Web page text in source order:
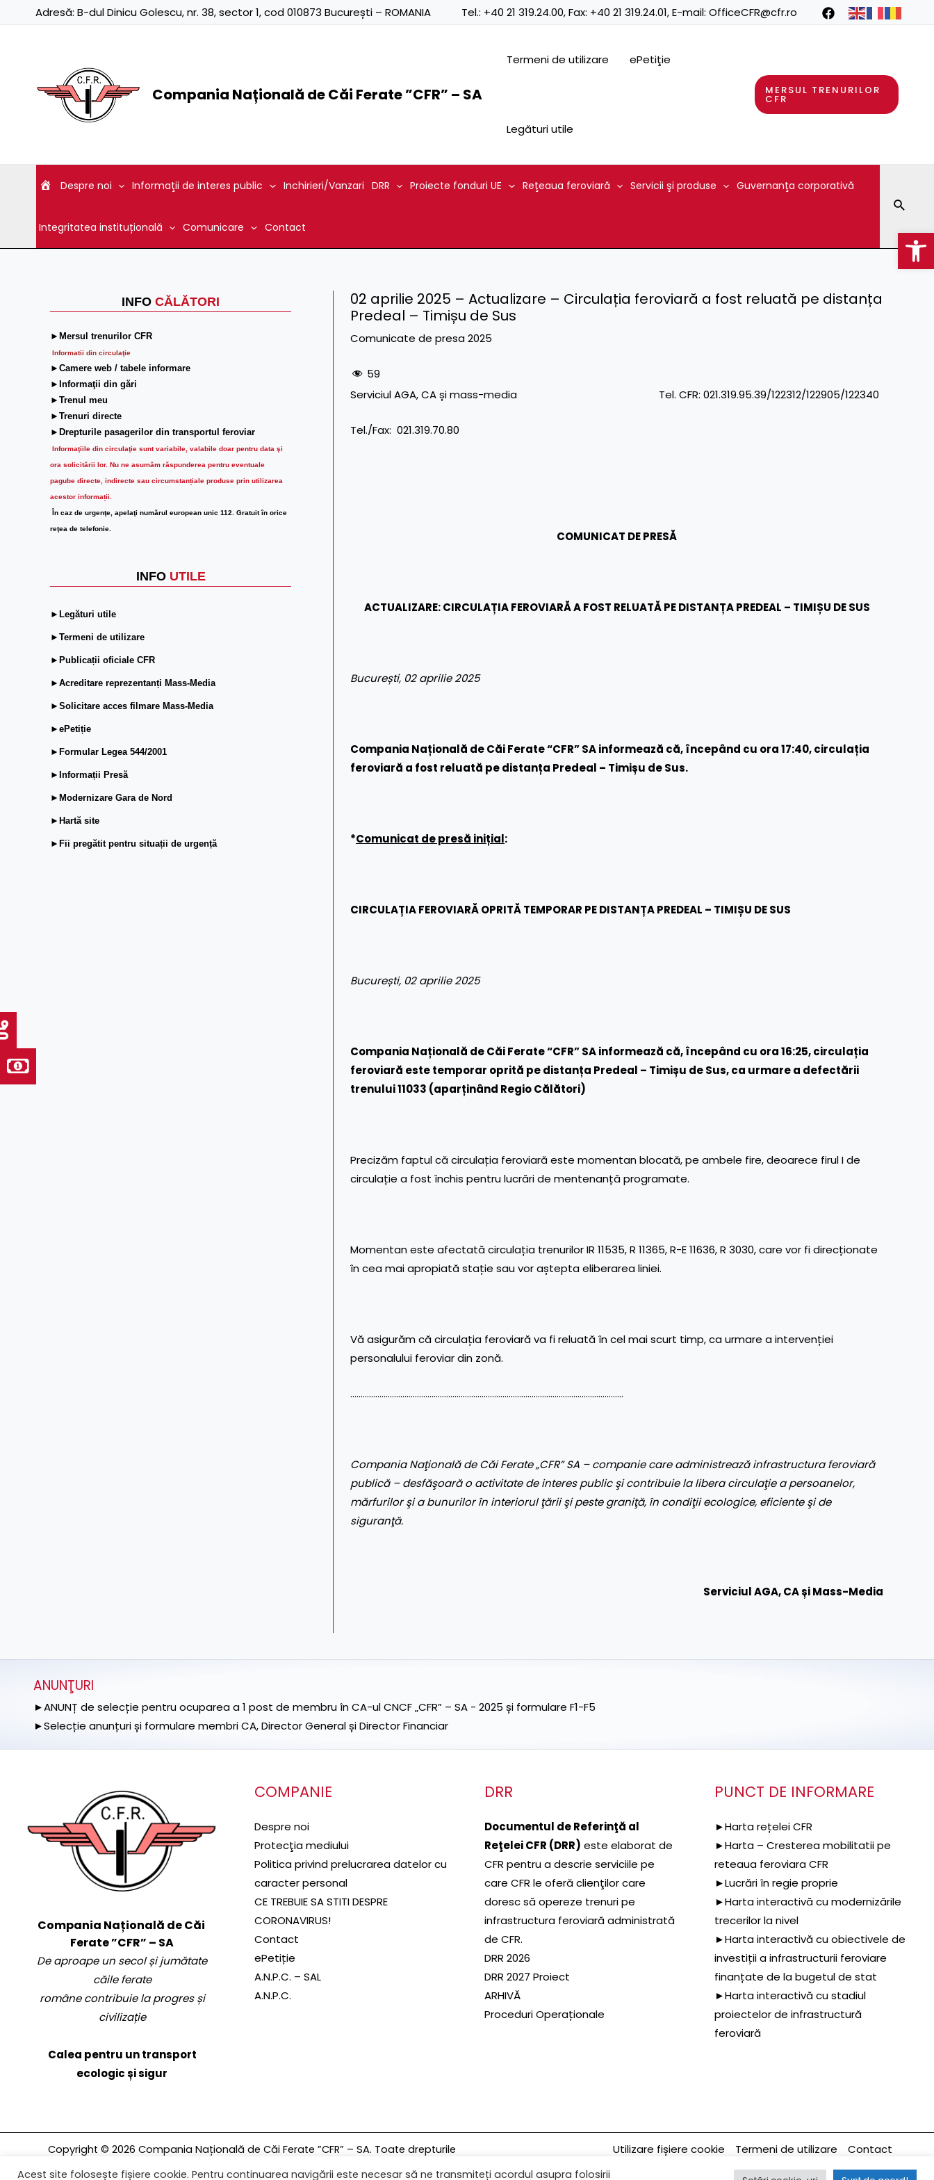
Adresă: B-dul Dinicu Golescu, nr. 38, sector 1, cod 010873 București – ROMANIA Tel.: +40 21 319.24.00, Fax: +40 21 319.24.01, E-mail: OfficeCFR@cfr.ro
Compania Națională de Căi Ferate ”CFR” – SA
Termeni de utilizare ePetiţie
Legături utile
MERSUL TRENURILOR
CFR
Despre noi Informaţii de interes public Inchirieri/Vanzari DRR Proiecte fonduri UE Reţeaua feroviară Servicii şi produse Guvernanţa corporativă
Integritatea instituțională Comunicare Contact
INFO CĂLĂTORI
►Mersul trenurilor CFR
Informatii din circulaţie
►Camere web / tabele informare
►Informaţii din gări
►Trenul meu
►Trenuri directe
►Drepturile pasagerilor din transportul feroviar
Informaţiile din circulaţie sunt variabile, valabile doar pentru data şi
ora solicitării lor. Nu ne asumăm răspunderea pentru eventuale
pagube directe, indirecte sau circumstanțiale produse prin utilizarea
acestor informații.
În caz de urgenţe, apelaţi numărul european unic 112. Gratuit în orice
reţea de telefonie.
INFO UTILE
►Legături utile
►Termeni de utilizare
►Publicații oficiale CFR
►Acreditare reprezentanți Mass-Media
►Solicitare acces filmare Mass-Media
►ePetiție
►Formular Legea 544/2001
►Informații Presă
►Modernizare Gara de Nord
►Hartă site
►Fii pregătit pentru situații de urgență
02 aprilie 2025 – Actualizare – Circulația feroviară a fost reluată pe distanța
Predeal – Timișu de Sus
Comunicate de presa 2025
59
Serviciul AGA, CA și mass-media Tel. CFR: 021.319.95.39/122312/122905/122340
Tel./Fax: 021.319.70.80
COMUNICAT DE PRESĂ
ACTUALIZARE: CIRCULAȚIA FEROVIARĂ A FOST RELUATĂ PE DISTANȚA PREDEAL – TIMIȘU DE SUS
București, 02 aprilie 2025
Compania Națională de Căi Ferate “CFR” SA informează că, începând cu ora 17:40, circulația
feroviară a fost reluată pe distanța Predeal – Timișu de Sus.
*Comunicat de presă inițial:
CIRCULAȚIA FEROVIARĂ OPRITĂ TEMPORAR PE DISTANȚA PREDEAL – TIMIȘU DE SUS
București, 02 aprilie 2025
Compania Națională de Căi Ferate “CFR” SA informează că, începând cu ora 16:25, circulația
feroviară este temporar oprită pe distanța Predeal – Timișu de Sus, ca urmare a defectării
trenului 11033 (aparținând Regio Călători)
Precizăm faptul că circulația feroviară este momentan blocată, pe ambele fire, deoarece firul I de
circulație a fost închis pentru lucrări de mentenanță programate.
Momentan este afectată circulația trenurilor IR 11535, R 11365, R-E 11636, R 3030, care vor fi direcționate
în cea mai apropiată stație sau vor aștepta eliberarea liniei.
Vă asigurăm că circulația feroviară va fi reluată în cel mai scurt timp, ca urmare a intervenției
personalului feroviar din zonă.
……………………………………………………………………………………………………..……………
Compania Naţională de Căi Ferate „CFR” SA – companie care administrează infrastructura feroviară
publică – desfăşoară o activitate de interes public şi contribuie la libera circulaţie a persoanelor,
mărfurilor şi a bunurilor în interiorul ţării şi peste graniţă, în condiţii ecologice, eficiente şi de
siguranţă.
Serviciul AGA, CA și Mass-Media
ANUNŢURI
►ANUNȚ de selecție pentru ocuparea a 1 post de membru în CA-ul CNCF „CFR” – SA - 2025 și formulare F1-F5
►Selecție anunțuri și formulare membri CA, Director General și Director Financiar
Compania Națională de Căi
Ferate ”CFR” – SA
De aproape un secol și jumătate
căile ferate
române contribuie la progres și
civilizație
Calea pentru un transport
ecologic și sigur
COMPANIE
Despre noi
Protecţia mediului
Politica privind prelucrarea datelor cu
caracter personal
CE TREBUIE SA STITI DESPRE
CORONAVIRUS!
Contact
ePetiție
A.N.P.C. – SAL
A.N.P.C.
DRR
Documentul de Referinţă al
Reţelei CFR (DRR) este elaborat de
CFR pentru a descrie serviciile pe
care CFR le oferă clienţilor care
doresc să opereze trenuri pe
infrastructura feroviară administrată
de CFR.
DRR 2026
DRR 2027 Proiect
ARHIVĂ
Proceduri Operaționale
PUNCT DE INFORMARE
►Harta rețelei CFR
►Harta – Cresterea mobilitatii pe
reteaua feroviara CFR
►Lucrări în regie proprie
►Harta interactivă cu modernizările
trecerilor la nivel
►Harta interactivă cu obiectivele de
investiții a infrastructurii feroviare
finanțate de la bugetul de stat
►Harta interactivă cu stadiul
proiectelor de infrastructură
feroviară
Copyright © 2026 Compania Națională de Căi Ferate ”CFR” – SA. Toate drepturile
rezervate.
Utilizare fișiere cookie Termeni de utilizare Contact
Acest site folosește fișiere cookie. Pentru continuarea navigării este necesar să ne transmiteți acordul asupra folosirii